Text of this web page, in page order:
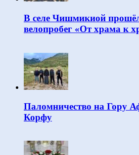
В селе Чишмикиой
велопробег «От храма к
Паломничество на Гору
Корфу